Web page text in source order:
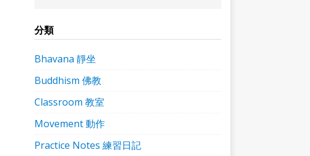
分類
Bhavana 靜坐
Buddhism 佛教
Classroom 教室
Movement 動作
Practice Notes 練習日記